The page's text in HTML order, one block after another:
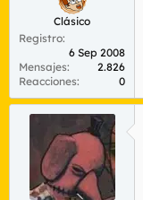
Clásico
Registro
6 Sep 2008
Mensajes
2.826
Reacciones
0